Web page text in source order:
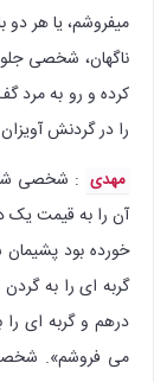
میفروشم، یا هر دو
ناگهان، شخصی جلو
کرده و رو به مرد
را در گردنش
مهدی : شخصی
آن را به قیمت یک
خورده بود پشیمان
گربه ای را به
درهم و گربه ای
می فروشم». شخصی